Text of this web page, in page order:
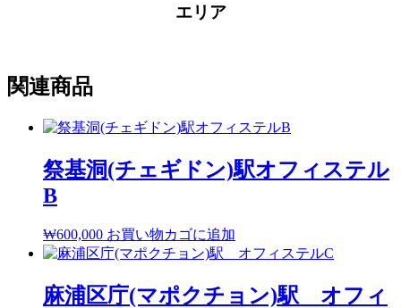
エリア
関連商品
祭基洞(チェギドン)駅オフィステル
B
₩600,000 お買い物カゴに追加
麻浦区庁(マポクチョン)駅 オフィ